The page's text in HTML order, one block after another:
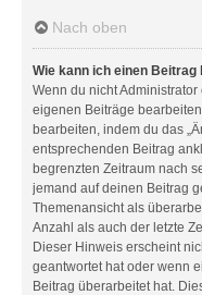
Nach oben
Wie kann ich einen
Wenn du nicht
eigenen Beiträge
bearbeiten, indem du das
entsprechenden Beitrag
begrenzten Zeitraum nach
jemand auf deinen Beitrag
Themenansicht als
Anzahl als auch der letzte
Dieser Hinweis erscheint
geantwortet hat oder wenn
Beitrag überarbeitet hat.